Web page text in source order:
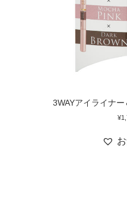
3WAYアイライナ
¥